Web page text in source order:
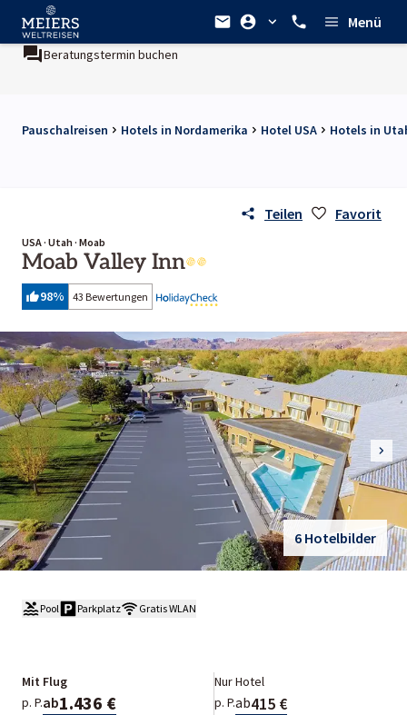
Menü
Beratungstermin buchen
Pauschalreisen Hotels in Nordamerika Hotel USA Hotels in
Teilen Favorit
USA · Utah · Moab
Moab Valley Inn
98% 43 Bewertungen
6 Hotelbilder
Pool Parkplatz Gratis WLAN
Mit Flug
p. P.ab1.436 €
Nur Hotel
p. P.ab415 €